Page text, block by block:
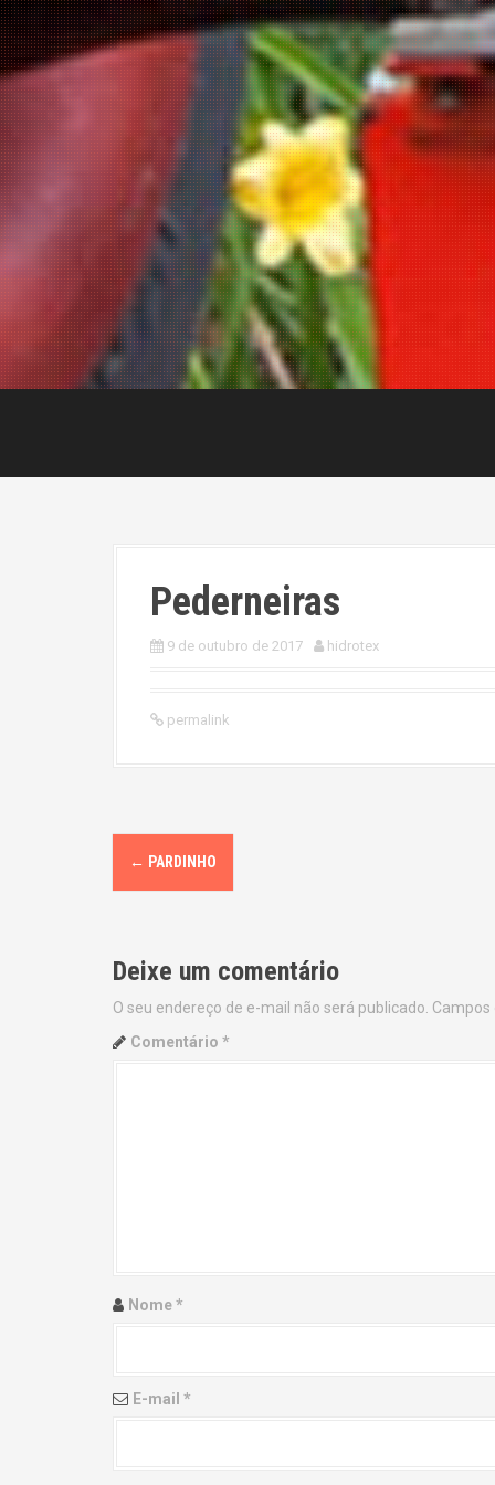
Pederneiras
9 de outubro de 2017 hidrotex
permalink
P
o
t
n
n
← PARDINHO
Deixe um comentário
O seu endereço de e-mail não será publicado.
Comentário *
Nome*
E-mail *